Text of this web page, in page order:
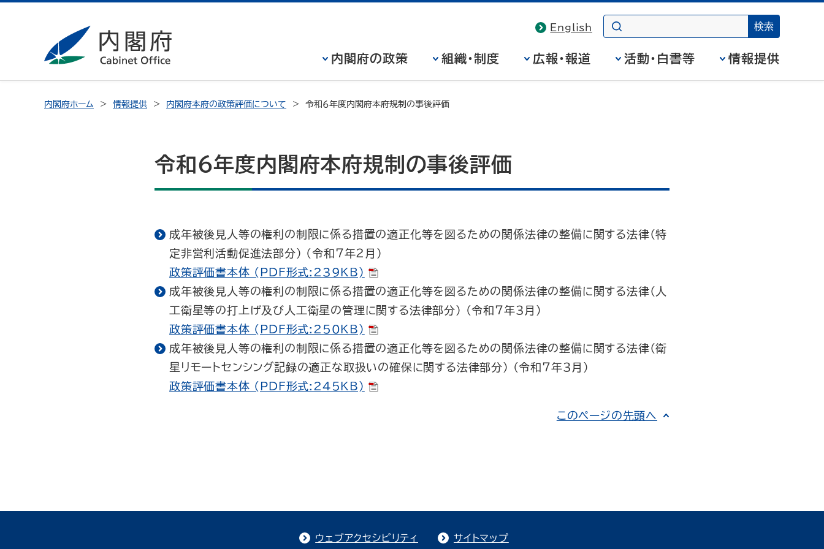
English
内閣府の政策 組織・制度 広報・報道 活動・白書等 情報提供
内閣府ホーム 情報提供 内閣府本府の政策評価について 令和６年度内閣府本府規制の事後評価
令和６年度内閣府本府規制の事後評価
成年被後見人等の権利の制限に係る措置の適正化等を図るための関係法律の整備に関する法律（特
定非営利活動促進法部分） (令和７年２月)
政策評価書本体 (PDF形式:239KB)
成年被後見人等の権利の制限に係る措置の適正化等を図るための関係法律の整備に関する法律（人
工衛星等の打上げ及び人工衛星の管理に関する法律部分） (令和７年３月)
政策評価書本体 (PDF形式:250KB)
成年被後見人等の権利の制限に係る措置の適正化等を図るための関係法律の整備に関する法律（衛
星リモートセンシング記録の適正な取扱いの確保に関する法律部分） (令和７年３月)
政策評価書本体 (PDF形式:245KB)
このページの先頭へ
ウェブアクセシビリティ サイトマップ